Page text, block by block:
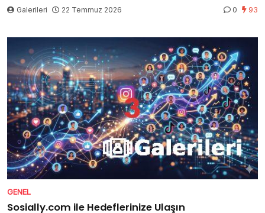
Galerileri 22 Temmuz 2026 0 93
GENEL
Sosially.com ile Hedeflerinize Ulaşın